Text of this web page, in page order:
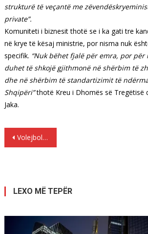
strukturë të veçantë me
private”.
Komuniteti i biznesit thotë se i ka gati tre
në krye të kësaj ministrie, por nisma nuk
specifik. “Nuk bëhet fjalë për emra, por për
duhet të shkojë gjithmonë në shërbim të
dhe në shërbim të standartizimit të
Shqipëri”thotë Kreu i Dhomës së Tregëtisë
Jaka.
Lëvizje
Volejboll : “Nxehet” merkatoja e vajzave të rrjetës
LEXO MË TEPËR